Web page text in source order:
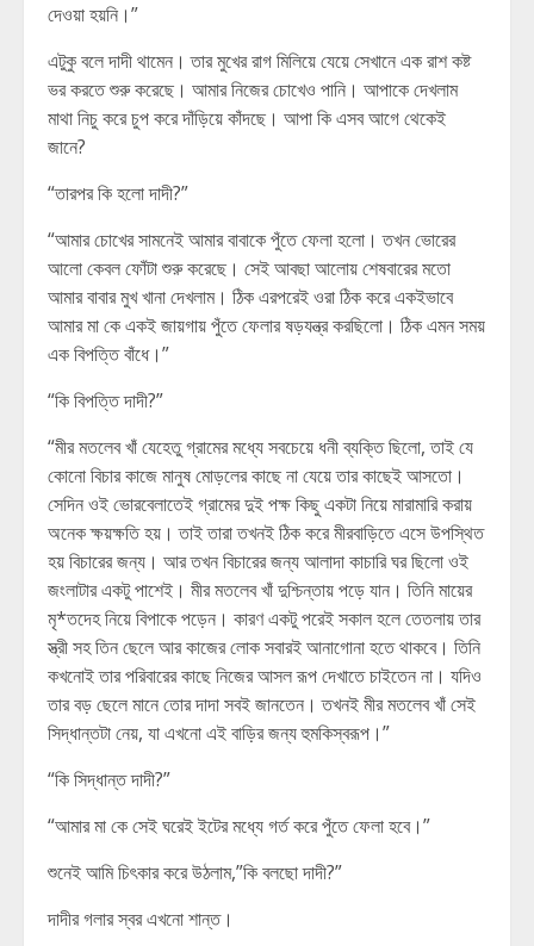
দেওয়া হয়নি।”
এটুকু বলে দাদী থামেন। তার মুখের রাগ মিলিয়ে যেয়ে সেখানে এক রাশ কষ্ট
ভর করতে শুরু করেছে। আমার নিজের চোখেও পানি। আপাকে দেখলাম
মাথা নিচু করে চুপ করে দাঁড়িয়ে কাঁদছে। আপা কি এসব আগে থেকেই
জানে?
“তারপর কি হলো দাদী?”
“আমার চোখের সামনেই আমার বাবাকে পুঁতে ফেলা হলো। তখন ভোরের
আলো কেবল ফোঁটা শুরু করেছে। সেই আবছা আলোয় শেষবারের মতো
আমার বাবার মুখ খানা দেখলাম। ঠিক এরপরেই ওরা ঠিক করে একইভাবে
আমার মা কে একই জায়গায় পুঁতে ফেলার ষড়যন্ত্র করছিলো। ঠিক এমন সময়
এক বিপত্তি বাঁধে।”
“কি বিপত্তি দাদী?”
“মীর মতলেব খাঁ যেহেতু গ্রামের মধ্যে সবচেয়ে ধনী ব্যক্তি ছিলো, তাই যে
কোনো বিচার কাজে মানুষ মোড়লের কাছে না যেয়ে তার কাছেই আসতো।
সেদিন ওই ভোরবেলাতেই গ্রামের দুই পক্ষ কিছু একটা নিয়ে মারামারি করায়
অনেক ক্ষয়ক্ষতি হয়। তাই তারা তখনই ঠিক করে মীরবাড়িতে এসে উপস্থিত
হয় বিচারের জন্য। আর তখন বিচারের জন্য আলাদা কাচারি ঘর ছিলো ওই
জংলাটার একটু পাশেই। মীর মতলেব খাঁ দুশ্চিন্তায় পড়ে যান। তিনি মায়ের
মৃ*তদেহ নিয়ে বিপাকে পড়েন। কারণ একটু পরেই সকাল হলে তেতলায় তার
স্ত্রী সহ তিন ছেলে আর কাজের লোক সবারই আনাগোনা হতে থাকবে। তিনি
কখনোই তার পরিবারের কাছে নিজের আসল রূপ দেখাতে চাইতেন না। যদিও
তার বড় ছেলে মানে তোর দাদা সবই জানতেন। তখনই মীর মতলেব খাঁ সেই
সিদ্ধান্তটা নেয়, যা এখনো এই বাড়ির জন্য হুমকিস্বরূপ।”
“কি সিদ্ধান্ত দাদী?”
“আমার মা কে সেই ঘরেই ইটের মধ্যে গর্ত করে পুঁতে ফেলা হবে।”
শুনেই আমি চিৎকার করে উঠলাম,”কি বলছো দাদী?”
দাদীর গলার স্বর এখনো শান্ত।